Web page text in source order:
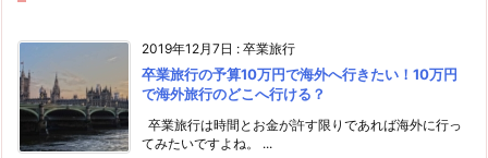
2019年12月7日 : 卒業旅行
卒業旅行の予算10万円で海外へ行きたい！10万円
で海外旅行のどこへ行ける？
卒業旅行は時間とお金が許す限りであれば海外に行っ
てみたいですよね。 ...